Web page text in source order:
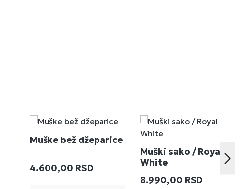
Muške bež džeparice
Redovna cena:
4.600,00 RSD
Muški sako / Royal
White
Redovna cena:
8.990,00 RSD